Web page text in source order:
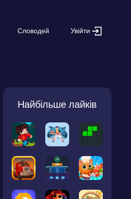
Словодей Увійти
Найбільше лайків